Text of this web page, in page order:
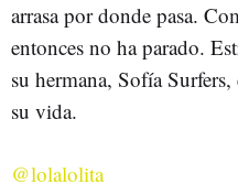
arrasa por donde pasa.
entonces no ha parado.
su hermana, Sofía
su vida.
@lolalolita